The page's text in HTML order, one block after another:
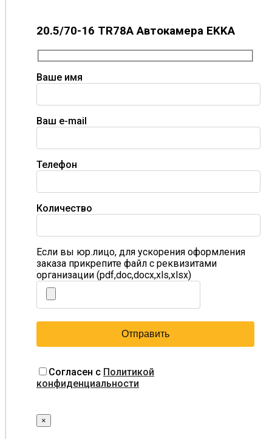
20.5/70-16 TR78A Автокамера EKKA
Ваше имя
Ваш e-mail
Телефон
Количество
Если вы юр.лицо, для ускорения оформления
заказа прикрепите файл с реквизитами
организации (pdf,doc,docx,xls,xlsx)
Согласен с Политикой
конфиденциальности
×